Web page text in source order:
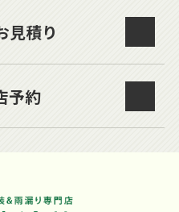
見積り
予約